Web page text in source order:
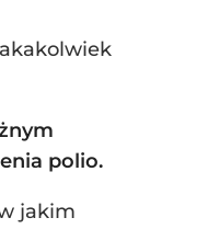
polio.
jakim